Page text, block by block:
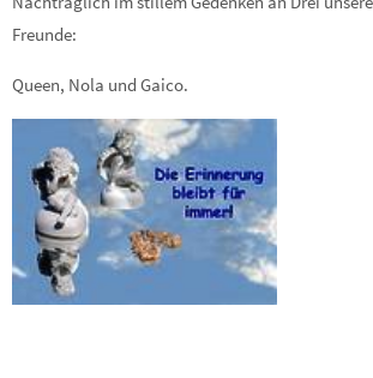
Freunde:
Queen, Nola und Gaico.